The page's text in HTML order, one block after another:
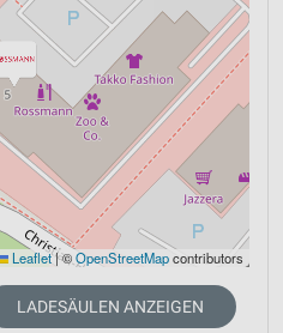
Leaflet|©OpenStreetMapcontributors
LADESÄULEN ANZEIGEN